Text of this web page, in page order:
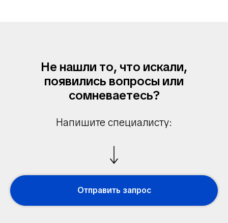
Не нашли то, что искали,
появились вопросы или
сомневаетесь?
Напишите специалисту:
Отправить запрос